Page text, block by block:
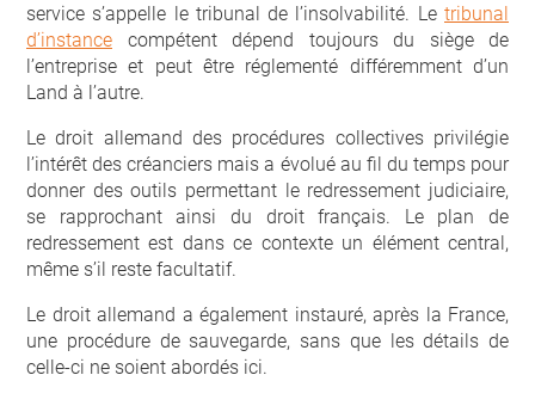
service s’appelle le tribunal de l’insolvabilité. Le tribunal
d’instance compétent dépend toujours du siège de
l’entreprise et peut être réglementé différemment d’un
Land à l’autre.
Le droit allemand des procédures collectives privilégie
l’intérêt des créanciers mais a évolué au fil du temps pour
donner des outils permettant le redressement judiciaire,
se rapprochant ainsi du droit français. Le plan de
redressement est dans ce contexte un élément central,
même s’il reste facultatif.
Le droit allemand a également instauré, après la France,
une procédure de sauvegarde, sans que les détails de
celle-ci ne soient abordés ici.